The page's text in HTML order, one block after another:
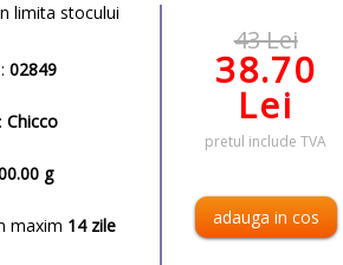
limita stocului
02849
Chicco
g
maxim 14 zile
43 Lei
38.70
Lei
pretul include TVA